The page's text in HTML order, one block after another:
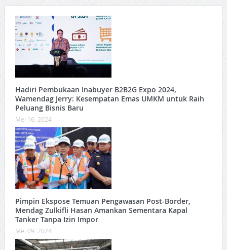
Hadiri Pembukaan Inabuyer B2B2G Expo 2024,
Wamendag Jerry: Kesempatan Emas UMKM untuk Raih
Peluang Bisnis Baru
Mei 16, 2024
Pimpin Ekspose Temuan Pengawasan Post-Border,
Mendag Zulkifli Hasan Amankan Sementara Kapal
Tanker Tanpa Izin Impor
Mei 09, 2024